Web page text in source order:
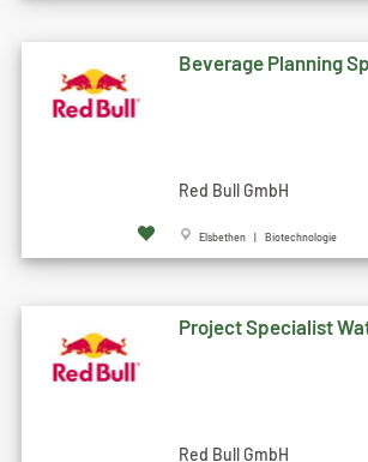
Beverage Planning
Red Bull GmbH
Elsbethen | Biotechnologie
Project Specialist
Red Bull GmbH